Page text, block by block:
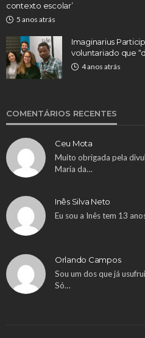
contexto escolar’
5 anos atrás
Imaginarius
voluntariado que
4 anos atrás
COMENTÁRIOS RECENTES
Ceu Mota
Muito obrigada pela
Maria da…
Inês Silva Neto
Eu sou a Inês tem 13
Orlando Campos
Sou um dos que já
Só…